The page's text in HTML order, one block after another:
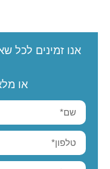
אנו זמינים לכל
או